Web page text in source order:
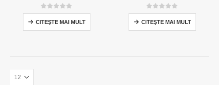
0din 5
CITEŞTE MAI MULT
0din 5
CITEŞTE MAI MULT